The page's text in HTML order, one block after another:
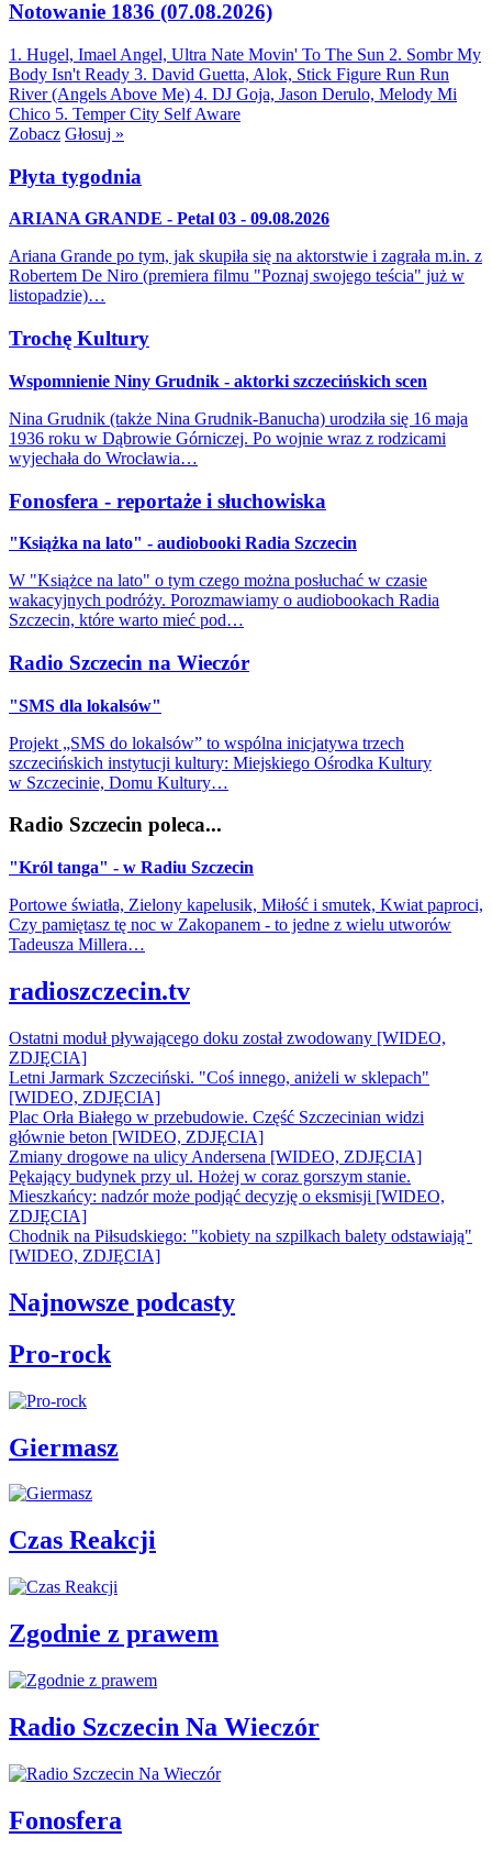
Notowanie 1836 (07.08.2026)
1. Hugel, Imael Angel, Ultra Nate Movin' To The Sun 2. Sombr My
Body Isn't Ready 3. David Guetta, Alok, Stick Figure Run Run
River (Angels Above Me) 4. DJ Goja, Jason Derulo, Melody Mi
Chico 5. Temper City Self Aware
Zobacz Głosuj »
Płyta tygodnia
ARIANA GRANDE - Petal 03 - 09.08.2026
Ariana Grande po tym, jak skupiła się na aktorstwie i zagrała m.in. z
Robertem De Niro (premiera filmu "Poznaj swojego teścia" już w
listopadzie)…
Trochę Kultury
Wspomnienie Niny Grudnik - aktorki szczecińskich scen
Nina Grudnik (także Nina Grudnik-Banucha) urodziła się 16 maja
1936 roku w Dąbrowie Górniczej. Po wojnie wraz z rodzicami
wyjechała do Wrocławia…
Fonosfera - reportaże i słuchowiska
"Książka na lato" - audiobooki Radia Szczecin
W "Książce na lato" o tym czego można posłuchać w czasie
wakacyjnych podróży. Porozmawiamy o audiobookach Radia
Szczecin, które warto mieć pod…
Radio Szczecin na Wieczór
"SMS dla lokalsów"
Projekt „SMS do lokalsów” to wspólna inicjatywa trzech
szczecińskich instytucji kultury: Miejskiego Ośrodka Kultury
w Szczecinie, Domu Kultury…
Radio Szczecin poleca...
"Król tanga" - w Radiu Szczecin
Portowe światła, Zielony kapelusik, Miłość i smutek, Kwiat paproci,
Czy pamiętasz tę noc w Zakopanem - to jedne z wielu utworów
Tadeusza Millera…
radioszczecin.tv
Ostatni moduł pływającego doku został zwodowany [WIDEO,
ZDJĘCIA]
Letni Jarmark Szczeciński. "Coś innego, aniżeli w sklepach"
[WIDEO, ZDJĘCIA]
Plac Orła Białego w przebudowie. Część Szczecinian widzi
głównie beton [WIDEO, ZDJĘCIA]
Zmiany drogowe na ulicy Andersena [WIDEO, ZDJĘCIA]
Pękający budynek przy ul. Hożej w coraz gorszym stanie.
Mieszkańcy: nadzór może podjąć decyzję o eksmisji [WIDEO,
ZDJĘCIA]
Chodnik na Piłsudskiego: "kobiety na szpilkach balety odstawiają"
[WIDEO, ZDJĘCIA]
Najnowsze podcasty
Pro-rock
Giermasz
Czas Reakcji
Zgodnie z prawem
Radio Szczecin Na Wieczór
Fonosfera